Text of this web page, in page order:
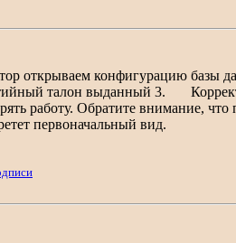
открываем конфигурацию
талон выданный 3.
работу. Обратите внимание, что
первоначальный вид.